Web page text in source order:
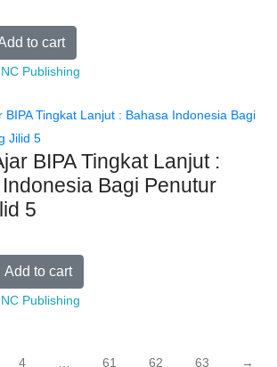
to cart
Publishing
BIPA Tingkat Lanjut :
Bagi Penutur
5
Add to cart
Publishing
4 61 62 63 →